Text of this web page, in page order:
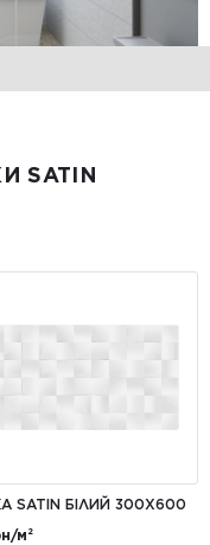
SATIN
SATIN БІЛИЙ 300Х600
м²